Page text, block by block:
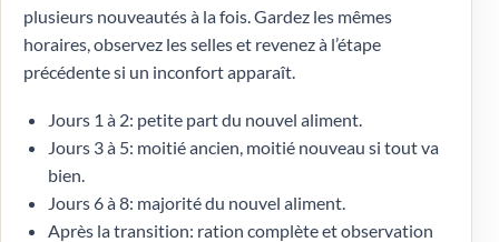
plusieurs nouveautés à la fois. Gardez les mêmes
horaires, observez les selles et revenez à l’étape
précédente si un inconfort apparaît.
Jours 1 à 2: petite part du nouvel aliment.
Jours 3 à 5: moitié ancien, moitié nouveau si tout va
bien.
Jours 6 à 8: majorité du nouvel aliment.
Après la transition: ration complète et observation